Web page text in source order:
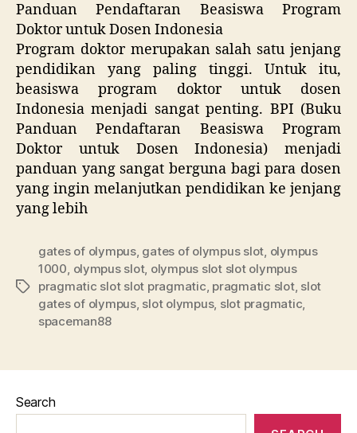
Panduan Pendaftaran Beasiswa Program
Doktor untuk Dosen Indonesia
Program doktor merupakan salah satu jenjang
pendidikan yang paling tinggi. Untuk itu,
beasiswa program doktor untuk dosen
Indonesia menjadi sangat penting. BPI (Buku
Panduan Pendaftaran Beasiswa Program
Doktor untuk Dosen Indonesia) menjadi
panduan yang sangat berguna bagi para dosen
yang ingin melanjutkan pendidikan ke jenjang
yang lebih
Tags
gates of olympus, gates of olympus slot, olympus
1000, olympus slot, olympus slot slot olympus
pragmatic slot slot pragmatic, pragmatic slot, slot
gates of olympus, slot olympus, slot pragmatic,
spaceman88
Search